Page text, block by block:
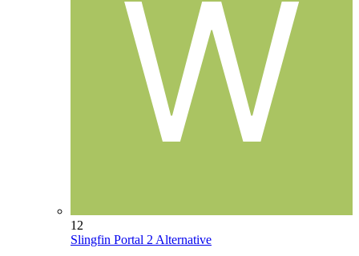
12
Slingfin Portal 2 Alternative